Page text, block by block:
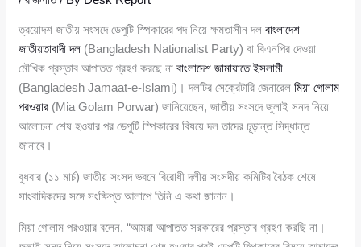
ত্রয়োদশ জাতীয় সংসদে ডেপুটি স্পিকারের পদ নিয়ে ক্ষমতাসীন দলবাংলাদেশ
জাতীয়তাবাদী দল (Bangladesh Nationalist Party) বা বিএনপির দেওয়া
মৌখিক প্রস্তাব আপাতত গ্রহণ করছে নাবাংলাদেশ জামায়াতে ইসলামী
(Bangladesh Jamaat-e-Islami)। দলটির সেক্রেটারি জেনারেলমিয়া গোলাম
পরওয়ার (Mia Golam Porwar) জানিয়েছেন, জাতীয় সংসদে জুলাই সনদ নিয়ে
আলোচনা শেষ হওয়ার পর ডেপুটি স্পিকারের বিষয়ে দল তাদের চূড়ান্ত সিদ্ধান্ত
জানাবে।
বুধবার (১১ মার্চ) জাতীয় সংসদ ভবনে বিরোধী দলীয় সংসদীয় কমিটির বৈঠক শেষে
সাংবাদিকদের সঙ্গে সংক্ষিপ্ত আলাপে তিনি এ কথা জানান।
মিয়া গোলাম পরওয়ার বলেন, “আমরা আপাতত সরকারের প্রস্তাব গ্রহণ করছি না।